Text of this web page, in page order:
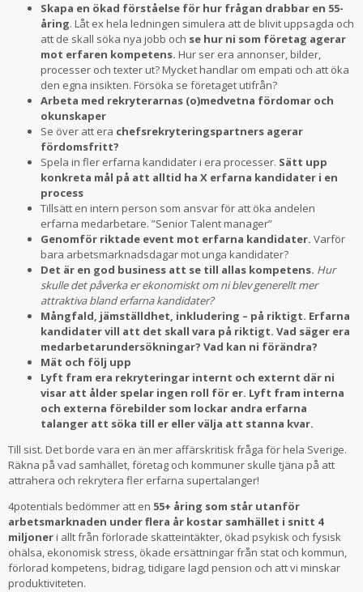
Skapa en ökad förståelse för hur frågan drabbar en 55-
åring. Låt ex hela ledningen simulera att de blivit uppsagda och
att de skall söka nya jobb och se hur ni som företag agerar
mot erfaren kompetens. Hur ser era annonser, bilder,
processer och texter ut? Mycket handlar om empati och att öka
den egna insikten. Försöka se företaget utifrån?
Arbeta med rekryterarnas (o)medvetna fördomar och
okunskaper
Se över att era chefsrekryteringspartners agerar
fördomsfritt?
Spela in fler erfarna kandidater i era processer. Sätt upp
konkreta mål på att alltid ha X erfarna kandidater i en
process
Tillsätt en intern person som ansvar för att öka andelen
erfarna medarbetare. ”Senior Talent manager”
Genomför riktade event mot erfarna kandidater. Varför
bara arbetsmarknadsdagar mot unga kandidater?
Det är en god business att se till allas kompetens. Hur
skulle det påverka er ekonomiskt om ni blev generellt mer
attraktiva bland erfarna kandidater?
Mångfald, jämställdhet, inkludering – på riktigt. Erfarna
kandidater vill att det skall vara på riktigt. Vad säger era
medarbetarundersökningar? Vad kan ni förändra?
Mät och följ upp
Lyft fram era rekryteringar internt och externt där ni
visar att ålder spelar ingen roll för er. Lyft fram interna
och externa förebilder som lockar andra erfarna
talanger att söka till er eller välja att stanna kvar.
Till sist. Det borde vara en än mer affärskritisk fråga för hela Sverige.
Räkna på vad samhället, företag och kommuner skulle tjäna på att
attrahera och rekrytera fler erfarna supertalanger!
4potentials bedömmer att en 55+ åring som står utanför
arbetsmarknaden under flera år kostar samhället i snitt 4
miljoner i allt från förlorade skatteintäkter, ökad psykisk och fysisk
ohälsa, ekonomisk stress, ökade ersättningar från stat och kommun,
förlorad kompetens, bidrag, tidigare lagd pension och att vi minskar
produktiviteten.